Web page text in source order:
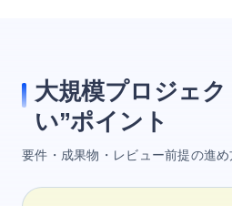
大規模プロジェ
い”ポイント
要件・成果物・レビュー前提の進め